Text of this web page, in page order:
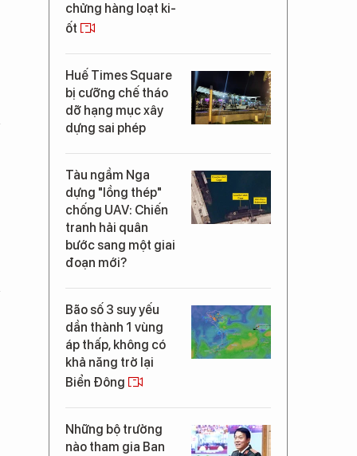
chửng hàng loạt ki-
ốt
Huế Times Square
bị cưỡng chế tháo
dỡ hạng mục xây
dựng sai phép
Tàu ngầm Nga
dựng "lồng thép"
chống UAV: Chiến
tranh hải quân
bước sang một giai
đoạn mới?
Bão số 3 suy yếu
dần thành 1 vùng
áp thấp, không có
khả năng trở lại
Biển Đông
Những bộ trưởng
nào tham gia Ban